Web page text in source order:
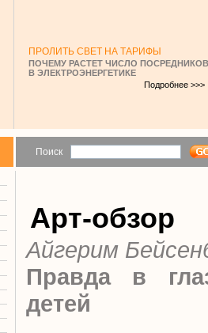
ПРОЛИТЬ СВЕТ НА ТАРИФЫ
ПОЧЕМУ РАСТЕТ ЧИСЛО ПОСРЕДНИКОВ
В ЭЛЕКТРОЭНЕРГЕТИКЕ
Подробнее >>>
Поиск
Арт-обзор
Айгерим
Правда в
детей